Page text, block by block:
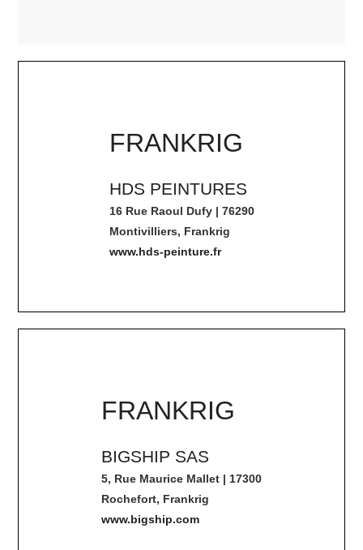
FRANKRIG
HDS PEINTURES
16 Rue Raoul Dufy | 76290
Montivilliers, Frankrig
www.hds-peinture.fr
FRANKRIG
BIGSHIP SAS
5, Rue Maurice Mallet | 17300
Rochefort, Frankrig
www.bigship.com